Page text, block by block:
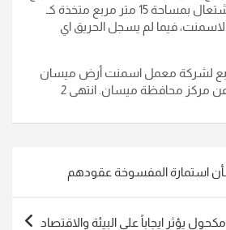
السندويج بنل سريع الاشتعال بمساحة 15 متر مربع متخذة كـ
فيما لم يسجل الحريق اي
لشركة معمل اسمنت أرض ميسان
استمارة المفسوخة عقودهم
يؤثر ايجاباً على البيئة والاقتصاد